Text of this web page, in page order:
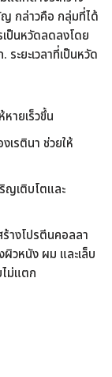
ญ กล่าวคือ กลุ่มที่ได้
เป็นหวัดลดลงโดย
ะยะเวลาที่เป็นหวัด
ายเร็วขึ้น
เรตินา ช่วยให้
ญเติบโตและ
างโปรตีนคอลลา
วหนัง ผม และเล็บ
ม่แตก